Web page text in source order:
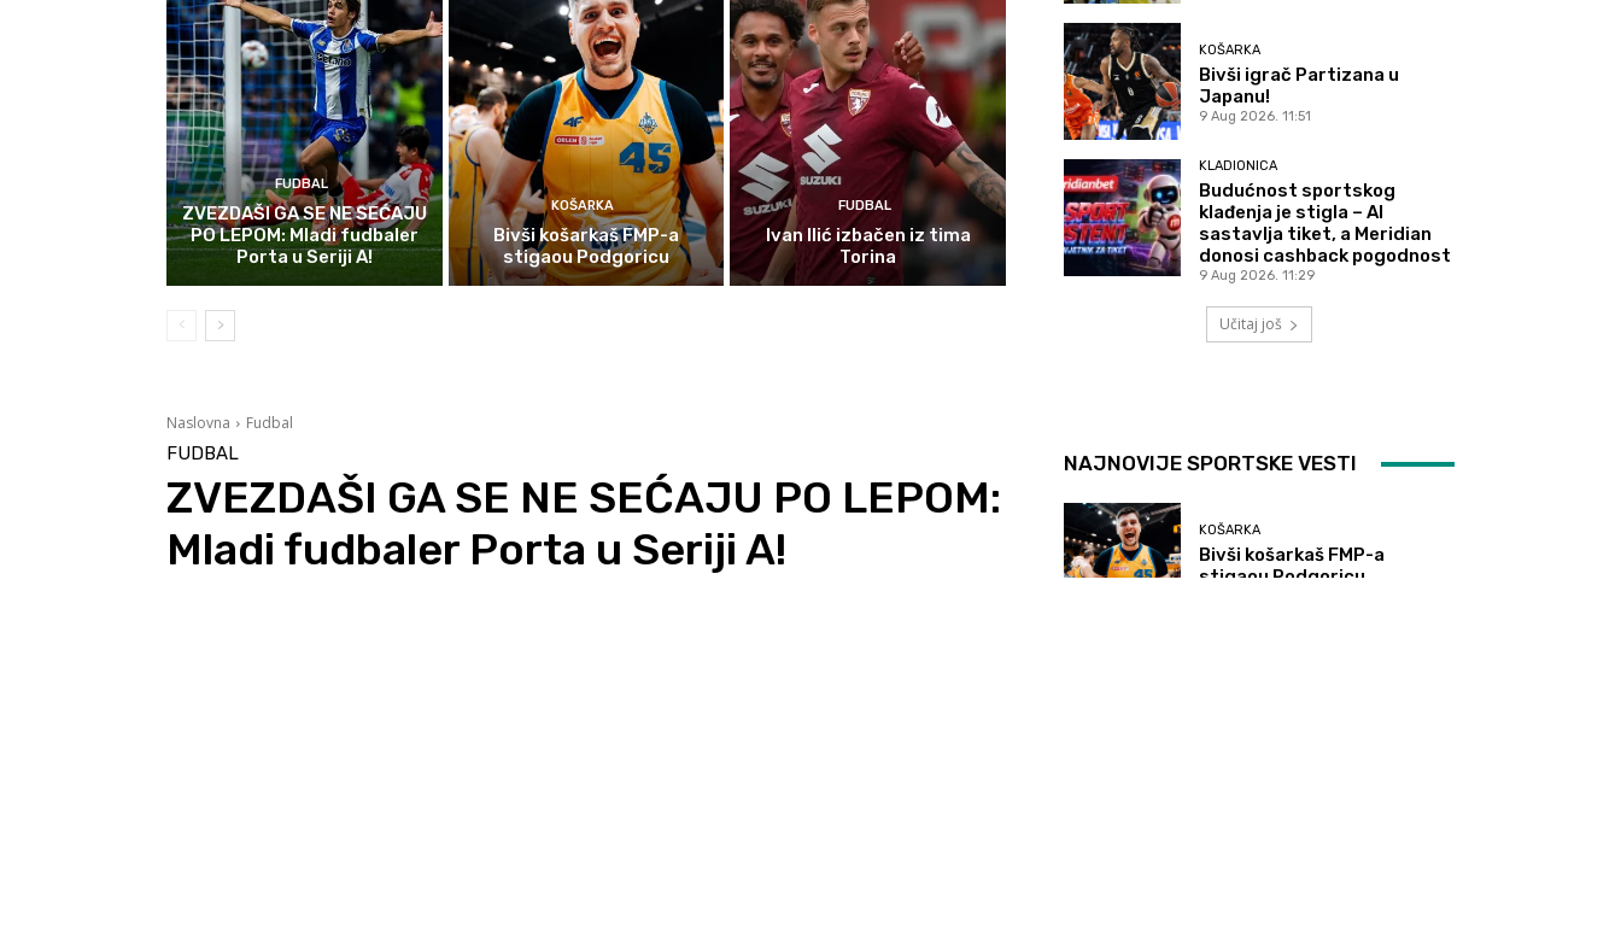
FUDBAL
ZVEZDAŠI GA SE NE SEĆAJU
PO LEPOM: Mladi fudbaler
Porta u Seriji A!
KOŠARKA
Bivši košarkaš FMP-a
stigaou Podgoricu
FUDBAL
Ivan Ilić izbačen iz tima
Torina
KOŠARKA
Bivši igrač Partizana u
Japanu!
9 Aug 2026. 11:51
KLADIONICA
Budućnost sportskog
klađenja je stigla – AI
sastavlja tiket, a Meridian
donosi cashback pogodnost
9 Aug 2026. 11:29
Učitaj još